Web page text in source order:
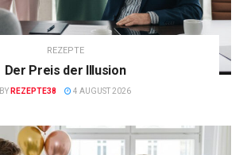
REZEPTE
Der Preis der Illusion
BY REZEPTE38 4 AUGUST 2026